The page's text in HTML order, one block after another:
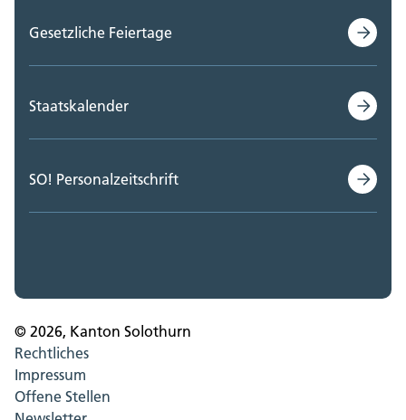
Gesetzliche Feiertage
Staatskalender
SO! Personalzeitschrift
© 2026, Kanton Solothurn
Rechtliches
Impressum
Offene Stellen